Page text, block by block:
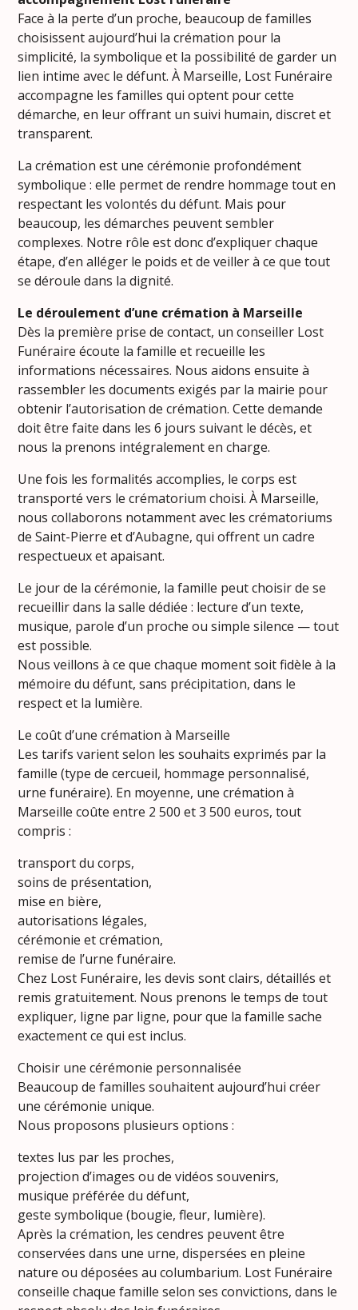
Face à la perte d’un proche, beaucoup de familles
choisissent aujourd’hui la crémation pour la
simplicité, la symbolique et la possibilité de garder un
lien intime avec le défunt. À Marseille, Lost Funéraire
accompagne les familles qui optent pour cette
démarche, en leur offrant un suivi humain, discret et
transparent.
La crémation est une cérémonie profondément
symbolique : elle permet de rendre hommage tout en
respectant les volontés du défunt. Mais pour
beaucoup, les démarches peuvent sembler
complexes. Notre rôle est donc d’expliquer chaque
étape, d’en alléger le poids et de veiller à ce que tout
se déroule dans la dignité.
Le déroulement d’une crémation à Marseille
Dès la première prise de contact, un conseiller Lost
Funéraire écoute la famille et recueille les
informations nécessaires. Nous aidons ensuite à
rassembler les documents exigés par la mairie pour
obtenir l’autorisation de crémation. Cette demande
doit être faite dans les 6 jours suivant le décès, et
nous la prenons intégralement en charge.
Une fois les formalités accomplies, le corps est
transporté vers le crématorium choisi. À Marseille,
nous collaborons notamment avec les crématoriums
de Saint-Pierre et d’Aubagne, qui offrent un cadre
respectueux et apaisant.
Le jour de la cérémonie, la famille peut choisir de se
recueillir dans la salle dédiée : lecture d’un texte,
musique, parole d’un proche ou simple silence — tout
est possible.
Nous veillons à ce que chaque moment soit fidèle à la
mémoire du défunt, sans précipitation, dans le
respect et la lumière.
Le coût d’une crémation à Marseille
Les tarifs varient selon les souhaits exprimés par la
famille (type de cercueil, hommage personnalisé,
urne funéraire). En moyenne, une crémation à
Marseille coûte entre 2 500 et 3 500 euros, tout
compris :
transport du corps,
soins de présentation,
mise en bière,
autorisations légales,
cérémonie et crémation,
remise de l’urne funéraire.
Chez Lost Funéraire, les devis sont clairs, détaillés et
remis gratuitement. Nous prenons le temps de tout
expliquer, ligne par ligne, pour que la famille sache
exactement ce qui est inclus.
Choisir une cérémonie personnalisée
Beaucoup de familles souhaitent aujourd’hui créer
une cérémonie unique.
Nous proposons plusieurs options :
textes lus par les proches,
projection d’images ou de vidéos souvenirs,
musique préférée du défunt,
geste symbolique (bougie, fleur, lumière).
Après la crémation, les cendres peuvent être
conservées dans une urne, dispersées en pleine
nature ou déposées au columbarium. Lost Funéraire
conseille chaque famille selon ses convictions, dans le